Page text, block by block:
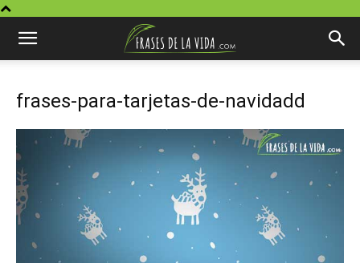
frases-para-tarjetas-de-navidadd